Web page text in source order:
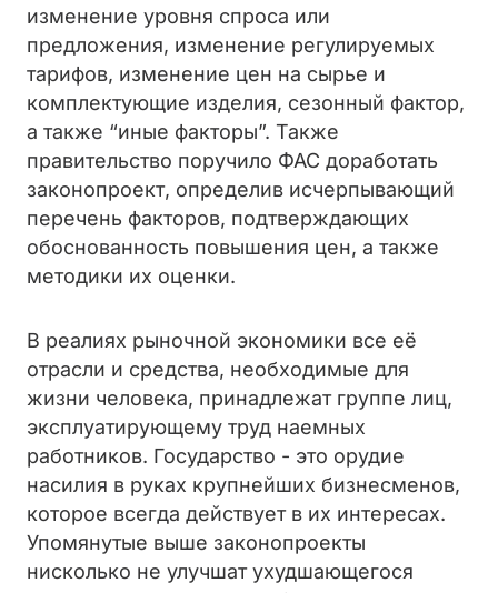
изменение уровня спроса или
предложения, изменение регулируемых
тарифов, изменение цен на сырье и
комплектующие изделия, сезонный фактор,
а также “иные факторы”. Также
правительство поручило ФАС доработать
законопроект, определив исчерпывающий
перечень факторов, подтверждающих
обоснованность повышения цен, а также
методики их оценки.
В реалиях рыночной экономики все её
отрасли и средства, необходимые для
жизни человека, принадлежат группе лиц,
эксплуатирующему труд наемных
работников. Государство - это орудие
насилия в руках крупнейших бизнесменов,
которое всегда действует в их интересах.
Упомянутые выше законопроекты
нисколько не улучшат ухудшающегося